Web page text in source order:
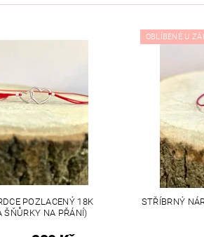
POZLACENÝ 18K
ŠŇŮRKY NA PŘÁNÍ)
OBLÍBENÉ U
STŘÍBRNÝ